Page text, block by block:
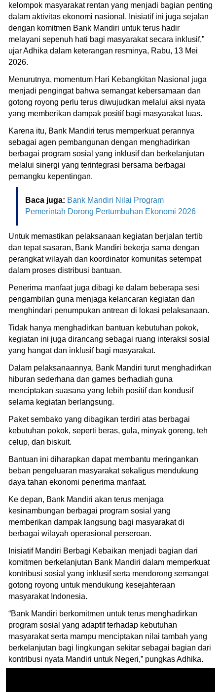
kelompok masyarakat rentan yang menjadi bagian penting
dalam aktivitas ekonomi nasional. Inisiatif ini juga sejalan
dengan komitmen Bank Mandiri untuk terus hadir
melayani sepenuh hati bagi masyarakat secara inklusif,”
ujar Adhika dalam keterangan resminya, Rabu, 13 Mei
2026.
Menurutnya, momentum Hari Kebangkitan Nasional juga
menjadi pengingat bahwa semangat kebersamaan dan
gotong royong perlu terus diwujudkan melalui aksi nyata
yang memberikan dampak positif bagi masyarakat luas.
Karena itu, Bank Mandiri terus memperkuat perannya
sebagai agen pembangunan dengan menghadirkan
berbagai program sosial yang inklusif dan berkelanjutan
melalui sinergi yang terintegrasi bersama berbagai
pemangku kepentingan.
Baca juga: Bank Mandiri Nilai Program
Pemerintah Dorong Pertumbuhan Ekonomi 2026
Untuk memastikan pelaksanaan kegiatan berjalan tertib
dan tepat sasaran, Bank Mandiri bekerja sama dengan
perangkat wilayah dan koordinator komunitas setempat
dalam proses distribusi bantuan.
Penerima manfaat juga dibagi ke dalam beberapa sesi
pengambilan guna menjaga kelancaran kegiatan dan
menghindari penumpukan antrean di lokasi pelaksanaan.
Tidak hanya menghadirkan bantuan kebutuhan pokok,
kegiatan ini juga dirancang sebagai ruang interaksi sosial
yang hangat dan inklusif bagi masyarakat.
Dalam pelaksanaannya, Bank Mandiri turut menghadirkan
hiburan sederhana dan games berhadiah guna
menciptakan suasana yang lebih positif dan kondusif
selama kegiatan berlangsung.
Paket sembako yang dibagikan terdiri atas berbagai
kebutuhan pokok, seperti beras, gula, minyak goreng, teh
celup, dan biskuit.
Bantuan ini diharapkan dapat membantu meringankan
beban pengeluaran masyarakat sekaligus mendukung
daya tahan ekonomi penerima manfaat.
Ke depan, Bank Mandiri akan terus menjaga
kesinambungan berbagai program sosial yang
memberikan dampak langsung bagi masyarakat di
berbagai wilayah operasional perseroan.
Inisiatif Mandiri Berbagi Kebaikan menjadi bagian dari
komitmen berkelanjutan Bank Mandiri dalam memperkuat
kontribusi sosial yang inklusif serta mendorong semangat
gotong royong untuk mendukung kesejahteraan
masyarakat Indonesia.
“Bank Mandiri berkomitmen untuk terus menghadirkan
program sosial yang adaptif terhadap kebutuhan
masyarakat serta mampu menciptakan nilai tambah yang
berkelanjutan bagi lingkungan sekitar sebagai bagian dari
kontribusi nyata Mandiri untuk Negeri,” pungkas Adhika.